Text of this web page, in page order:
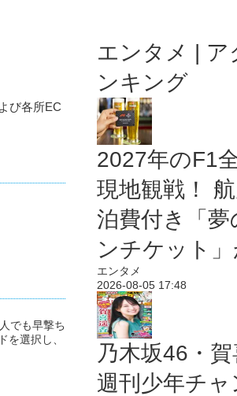
び各所EC
でも早撃ち
選択し、
エンタメ | ア
ンキング
2027年のF1
現地観戦！
泊費付き「夢
ンチケット
エンタメ
2026-08-05 17:48
乃木坂46・
週刊少年チ